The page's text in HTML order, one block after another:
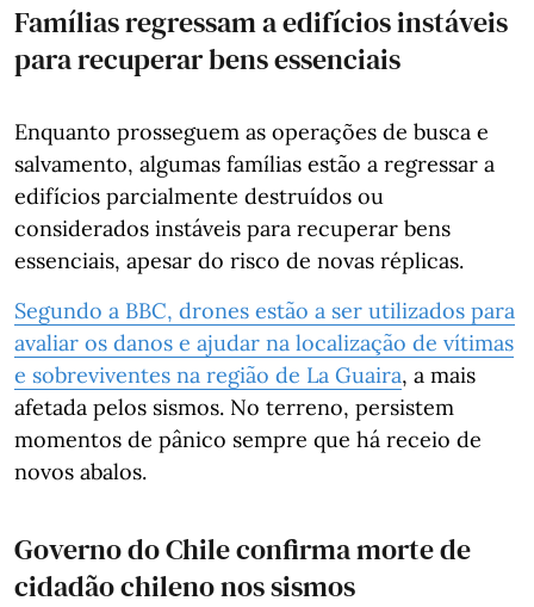
Famílias regressam a edifícios instáveis
para recuperar bens essenciais
Enquanto prosseguem as operações de busca e
salvamento, algumas famílias estão a regressar a
edifícios parcialmente destruídos ou
considerados instáveis para recuperar bens
essenciais, apesar do risco de novas réplicas.
Segundo a BBC, drones estão a ser utilizados para
avaliar os danos e ajudar na localização de vítimas
e sobreviventes na região de La Guaira, a mais
afetada pelos sismos. No terreno, persistem
momentos de pânico sempre que há receio de
novos abalos.
Governo do Chile confirma morte de
cidadão chileno nos sismos